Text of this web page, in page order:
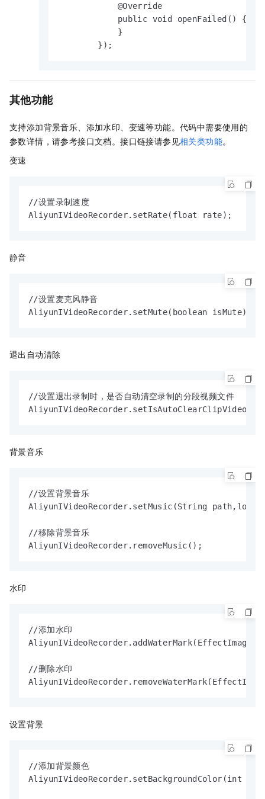
            @Override
            public void openFailed() {
            }
        });
其他功能
支持添加背景音乐、添加水印、变速等功能。 代码中需要使用的
参数详情，请参考接口文档。接口链接请参见相关类功能。
变速
//设置录制速度
AliyunIVideoRecorder.setRate(float rate);
静音
//设置麦克风静音
AliyunIVideoRecorder.setMute(boolean isMute);
退出自动清除
//设置退出录制时，是否自动清空录制的分段视频文件
背景音乐
//设置背景音乐
AliyunIVideoRecorder.setMusic(String
//移除背景音乐
AliyunIVideoRecorder.removeMusic();
水印
//添加水印
AliyunIVideoRecorder.addWaterMark(EffectImage
//删除水印
设置背景
//添加背景颜色
AliyunIVideoRecorder.setBackgroundColor(int